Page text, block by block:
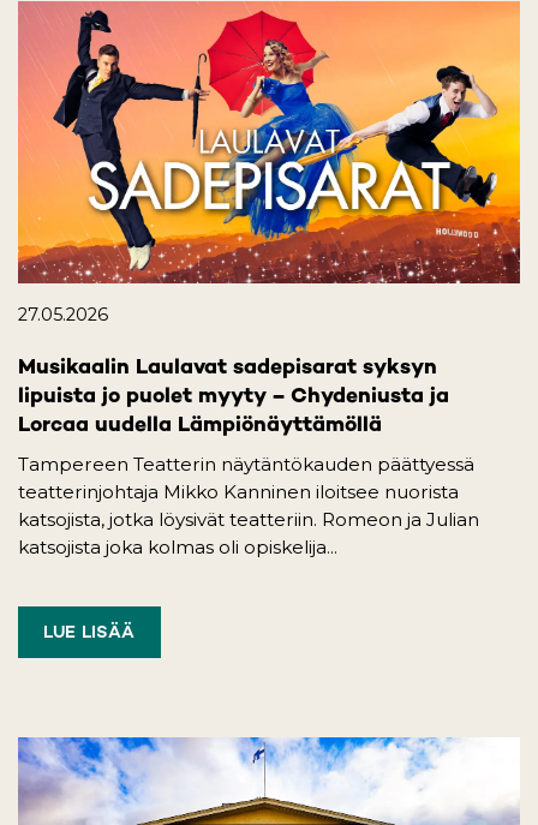
27.05.2026
Musikaalin Laulavat sadepisarat syksyn
lipuista jo puolet myyty – Chydeniusta ja
Lorcaa uudella Lämpiönäyttämöllä
Tampereen Teatterin näytäntökauden päättyessä
teatterinjohtaja Mikko Kanninen iloitsee nuorista
katsojista, jotka löysivät teatteriin. Romeon ja Julian
katsojista joka kolmas oli opiskelija...
LUE LISÄÄ